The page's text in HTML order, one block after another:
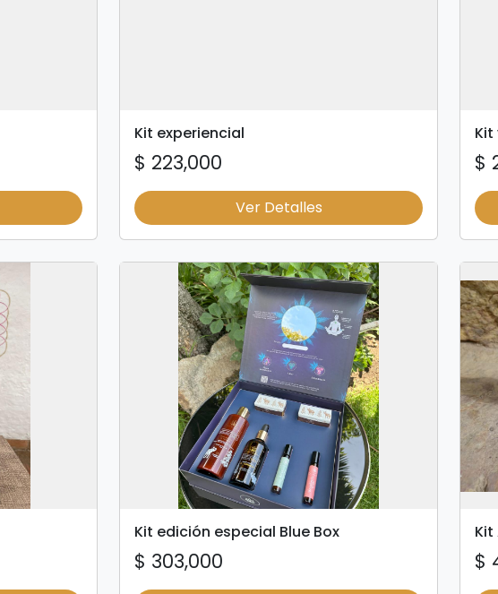
Kit experiencial
$ 223,000
Ver Detalles
Kit
$
Kit edición especial Blue Box
$ 303,000
Kit
$